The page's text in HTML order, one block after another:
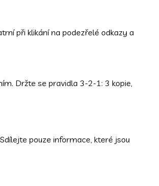
při klikání na podezřelé odkazy a
Držte se pravidla 3-2-1: 3 kopie,
pouze informace, které jsou